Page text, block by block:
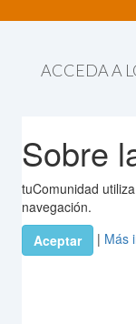
ACCEDA A